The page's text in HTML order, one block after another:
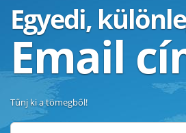
Egyedi,
Email
Tűnj ki a tömegből!